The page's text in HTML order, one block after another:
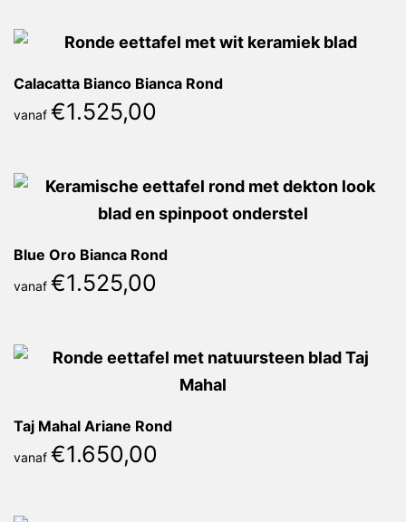
Calacatta Bianco Bianca Rond
vanaf €1.525,00
Blue Oro Bianca Rond
vanaf €1.525,00
Taj Mahal Ariane Rond
vanaf €1.650,00